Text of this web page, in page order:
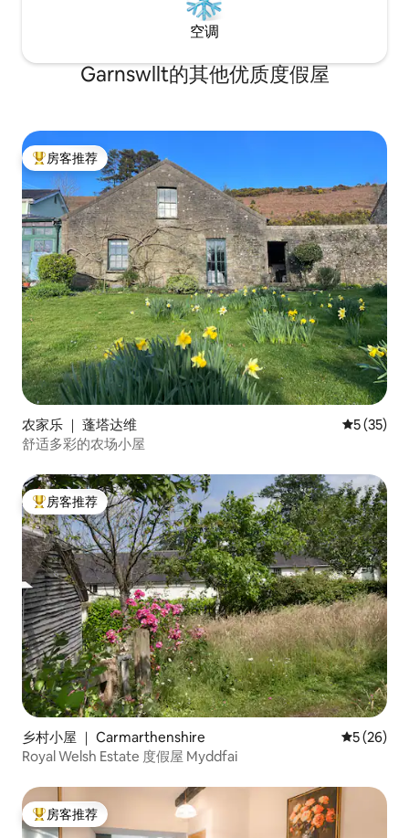
空调
Garnswllt的其他优质度假屋
热门「房客推荐」
房客推荐
农家乐 ｜ 蓬塔达维 平均评分
5 (35)
舒适多彩的农场小屋
热门「房客推荐」
房客推荐
乡村小屋 ｜ Carmarthenshire 平均评分
5 (26)
Royal Welsh Estate 度假屋 Myddfai
热门「房客推荐」
房客推荐